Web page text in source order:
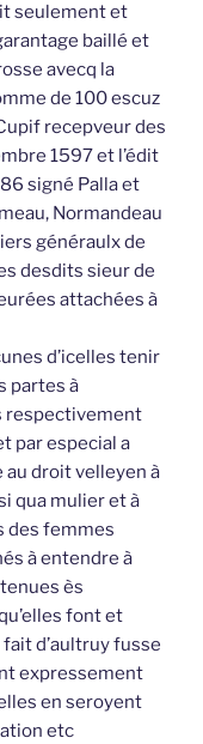
seulement et
baillé et
avecq la
de 100 escuz
recepveur des
1597 et l’édit
signé Palla et
Normandeau
généraulx de
desdits sieur de
attachées à
d’icelles tenir
partes à
respectivement
par especial a
droit velleyen à
qua mulier et à
des femmes
à entendre à
ès
font et
fait d’aultruy fusse
expressement
en seroyent
etc